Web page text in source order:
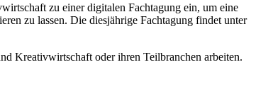
zu einer digitalen Fachtagung ein, um eine
zu lassen. Die diesjährige Fachtagung findet unter
Kreativwirtschaft oder ihren Teilbranchen arbeiten.